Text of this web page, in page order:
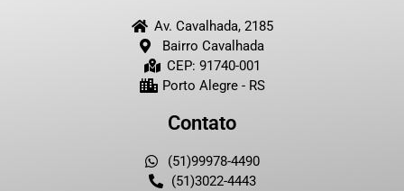
Av. Cavalhada, 2185
Bairro Cavalhada
CEP: 91740-001
Porto Alegre - RS
Contato
(51)99978-4490
(51)3022-4443